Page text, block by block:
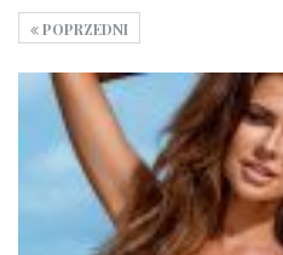
POPRZEDNI